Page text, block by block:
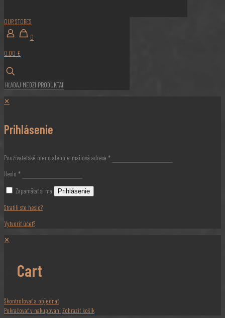
OUR STORES
0
0,00 €
✕
Prihlásenie
Používateľské meno alebo e-mailová adresa *
Heslo *
Zapamätať si ma Prihlásenie
Stratili ste heslo?
Vytvoriť účet?
✕
Cart
Skontrolovať a objednať
Pokračovať v nakupovaníZobraziť košík